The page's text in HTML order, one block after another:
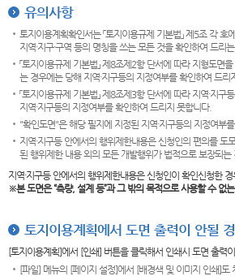
유의사항
토지이용계획확인서는 「토지이용규제 기본법」 제5조 각
지역·지구·구역 등의 명칭을 쓰는 모든 것을 확인하여 드리
「토지이용규제 기본법」 제8조제2항 단서에 따라 지형도
는 경우에는 당해 지역·지구등의 지정여부를 확인하여 드리
「토지이용규제 기본법」 제8조제3항 단서에 따라 지역·지
지역·지구등의 지정여부를 확인하여 드리지 못합니다.
"확인도면"은 해당 필지에 지정된 지역·지구등의 지정여
지역·지구등 안에서의 행위제한내용은 신청인의 편의를
된 행위제한 내용 외의 모든 개발행위가 법적으로 보장되는
지역·지구등 안에서의 행위제한내용은 신청인이 확인신청한
※본 도면은“측량, 설계 등”과 그 밖의 목적으로 사용할 수 없
토지이용계획에서 도면 출력이 안될
[토지이용계획]에서 [인쇄] 버튼을 클릭해서 인쇄시 도면 출력
[파일] 메뉴의 [페이지 설정]에서 [배경색 및 이미지 인쇄]도